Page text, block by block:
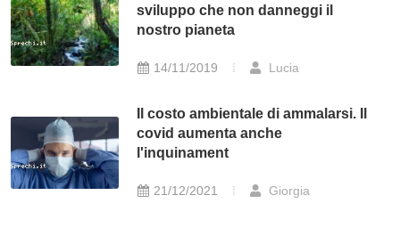
sviluppo che non danneggi il
nostro pianeta
14/11/2019 Lucia
Il costo ambientale di ammalarsi. Il
covid aumenta anche
l'inquinament
21/12/2021 Giorgia